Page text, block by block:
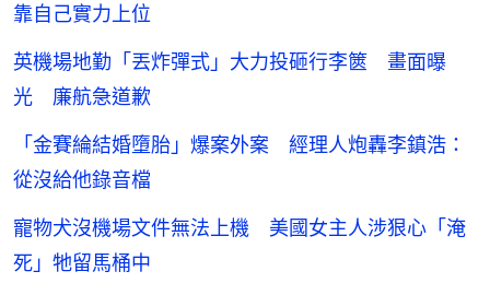
靠自己實力上位
英機場地勤「丟炸彈式」大力投砸行李篋 畫面曝
光 廉航急道歉
「金賽綸結婚墮胎」爆案外案 經理人炮轟李鎮浩：
從沒給他錄音檔
寵物犬沒機場文件無法上機 美國女主人涉狠心「淹
死」牠留馬桶中